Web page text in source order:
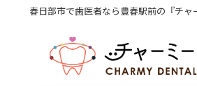
春日部市で歯医者なら豊春駅前の『チ